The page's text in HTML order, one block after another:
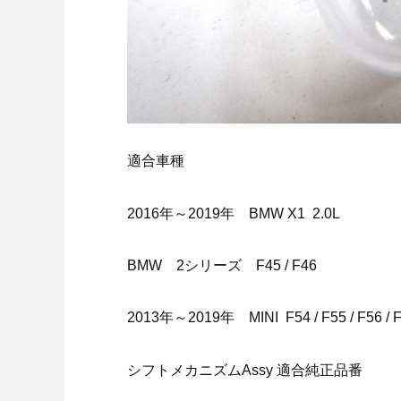
適合車種
2016年～2019年 BMW X1 2.0L
BMW 2シリーズ F45 / F46
2013年～2019年 MINI F54 / F55 / F56 /
シフトメカニズムAssy 適合純正品番